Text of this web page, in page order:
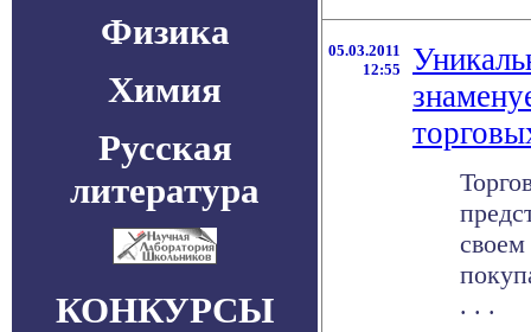
Физика
Химия
Русская
литература
КОНКУРСЫ
05.03.2011
12:55
. . .